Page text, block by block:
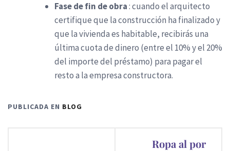
Fase de fin de obra: cuando el arquitecto
certifique que la construcción ha finalizado y
que la vivienda es habitable, recibirás una
última cuota de dinero (entre el 10% y el 20%
del importe del préstamo) para pagar el
resto a la empresa constructora.
PUBLICADA EN BLOG
Ropa al por